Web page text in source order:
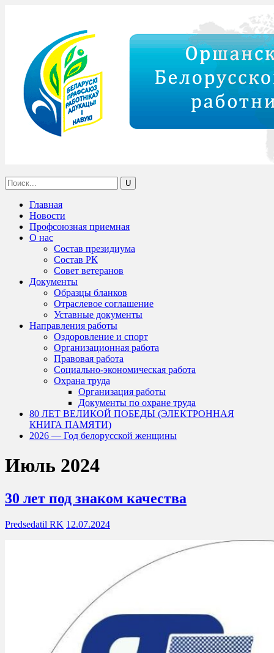
Главная
Новости
Профсоюзная приемная
О нас
Состав президиума
Состав РК
Совет ветеранов
Документы
Образцы бланков
Отраслевое соглашение
Уставные документы
Направления работы
Оздоровление и спорт
Организационная работа
Правовая работа
Социально-экономическая работа
Охрана труда
Организация работы
Документы по охране труда
80 ЛЕТ ВЕЛИКОЙ ПОБЕДЫ (ЭЛЕКТРОННАЯ
КНИГА ПАМЯТИ)
2026 — Год белорусской женщины
Июль 2024
30 лет под знаком качества
Predsedatil RK 12.07.2024